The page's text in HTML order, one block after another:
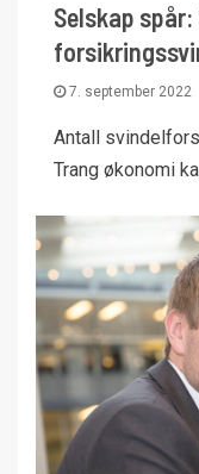
Selskap
7. september 2022
Antall
Trang økonomi